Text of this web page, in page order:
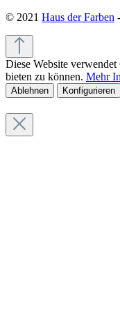
© 2021 Haus der Farben
Diese Website
bieten zu können. Mehr
Ablehnen Konfigurieren